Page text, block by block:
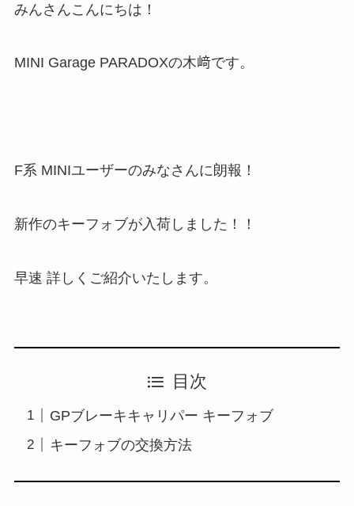
みんさんこんにちは！
MINI Garage PARADOXの木﨑です。
F系 MINIユーザーのみなさんに朗報！
新作のキーフォブが入荷しました！！
早速 詳しくご紹介いたします。
目次
GPブレーキキャリパー キーフォブ
キーフォブの交換方法